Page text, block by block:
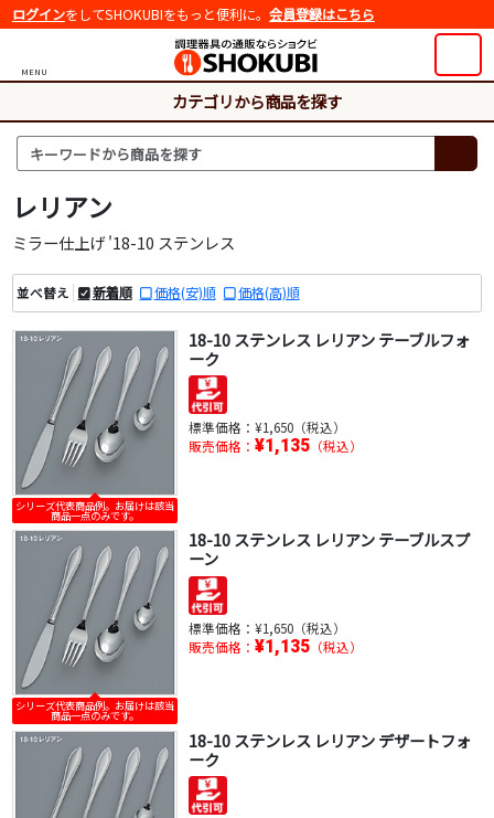
ログインをしてSHOKUBIをもっと便利に。 会員登録はこちら
MENU
カテゴリから商品を探す
レリアン
ミラー仕上げ '18-10 ステンレス
並べ替え 新着順 価格(安)順 価格(高)順
シリーズ代表商品例。お届けは該当
商品一点のみです。
18-10 ステンレス レリアン テーブルフォ
ーク
標準価格： ¥1,650（税込）
販売価格： ¥1,135（税込）
シリーズ代表商品例。お届けは該当
商品一点のみです。
18-10 ステンレス レリアン テーブルスプ
ーン
標準価格： ¥1,650（税込）
販売価格： ¥1,135（税込）
18-10 ステンレス レリアン デザートフォ
ーク